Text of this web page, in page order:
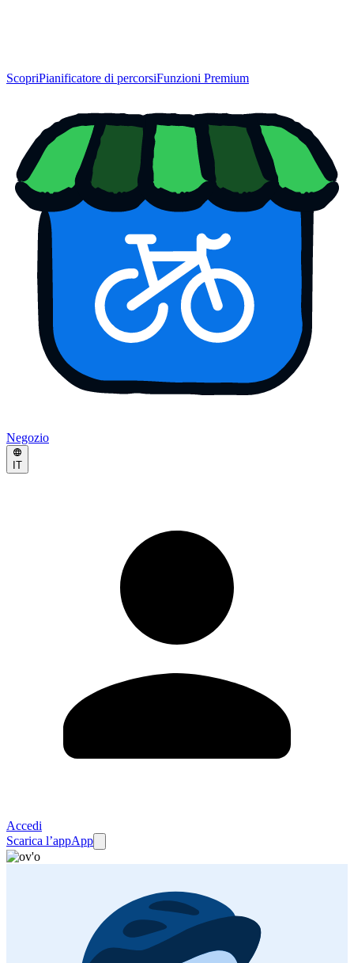
ScopriPianificatore di percorsiFunzioni Premium
Negozio
IT
Accedi
Scarica l’appApp